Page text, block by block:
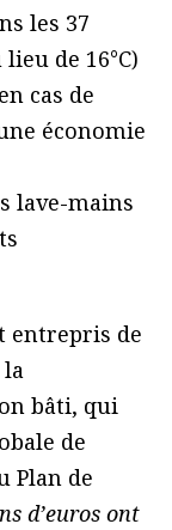
les 37
de 16°C)
cas de
économie
lave-mains
entrepris de
bâti, qui
de
Plan de
d’euros ont